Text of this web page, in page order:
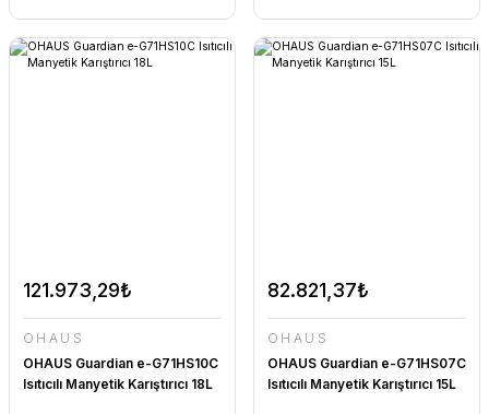
121.973,29₺
OHAUS
OHAUS Guardian e-G71HS10C
Isıtıcılı Manyetik Karıştırıcı 18L
82.821,37₺
OHAUS
OHAUS Guardian e-G71HS07C
Isıtıcılı Manyetik Karıştırıcı 15L